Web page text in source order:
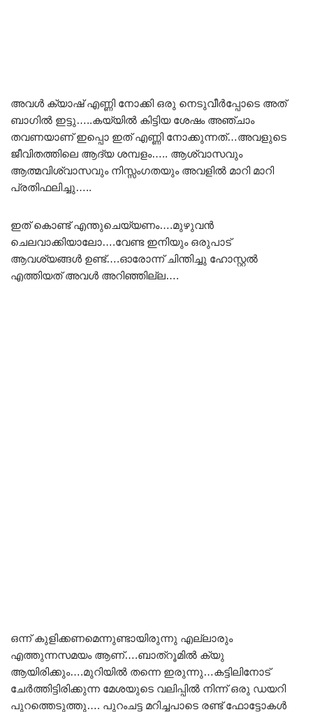
അവൾ ക്യാഷ് എണ്ണി നോക്കി ഒരു നെടുവീർപ്പോടെ അത്
ബാഗിൽ ഇട്ടു…..കയ്യിൽ കിട്ടിയ ശേഷം അഞ്ചാം
തവണയാണ് ഇപ്പൊ ഇത് എണ്ണി നോക്കുന്നത്…അവളുടെ
ജീവിതത്തിലെ ആദ്യ ശമ്പളം….. ആശ്വാസവും
ആത്മവിശ്വാസവും നിസ്സംഗതയും അവളിൽ മാറി മാറി
പ്രതിഫലിച്ചു…..
ഇത് കൊണ്ട് എന്തുചെയ്യണം….മുഴുവൻ
ചെലവാക്കിയാലോ….വേണ്ട ഇനിയും ഒരുപാട്
ആവശ്യങ്ങൾ ഉണ്ട്….ഓരോന്ന് ചിന്തിച്ചു ഹോസ്റ്റൽ
എത്തിയത് അവൾ അറിഞ്ഞില്ല….
ഒന്ന് കുളിക്കണമെന്നുണ്ടായിരുന്നു എല്ലാരും
എത്തുന്നസമയം ആണ്….ബാത്റൂമിൽ ക്യു
ആയിരിക്കും….മുറിയിൽ തന്നെ ഇരുന്നു…കട്ടിലിനോട്
ചേർത്തിട്ടിരിക്കുന്ന മേശയുടെ വലിപ്പിൽ നിന്ന് ഒരു ഡയറി
പുറത്തെടുത്തു…. പുറംചട്ട മറിച്ചപാടെ രണ്ട് ഫോട്ടോകൾ